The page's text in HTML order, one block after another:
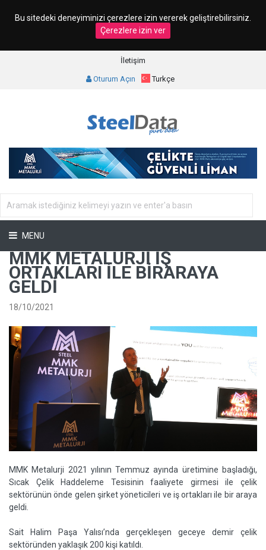
Bu sitedeki deneyiminizi çerezlere izin vererek geliştirebilirsiniz.
Çerezlere izin ver
İletişim
Oturum Açın Turkçe
MENU
MMK METALURJI İŞ
ORTAKLARI ILE BIRARAYA
GELDI
18/10/2021
MMK Metalurji 2021 yılının Temmuz ayında üretimine başladığı,
Sıcak Çelik Haddeleme Tesisinin faaliyete girmesi ile çelik
sektörünün önde gelen şirket yöneticileri ve iş ortakları ile bir araya
geldi.
Sait Halim Paşa Yalısı’nda gerçekleşen geceye demir çelik
sektöründen yaklaşık 200 kişi katıldı.